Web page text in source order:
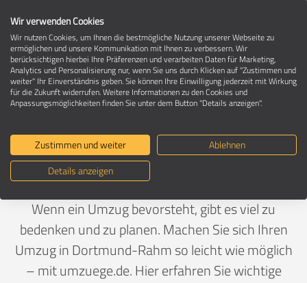
Umzug in 44369 Dortmund-Rahm
Ein Umzug ist Vertrauenssache
Deutschland>Nordrhein-Westfalen>Dortmund, Stadt
>Rahm
Wenn ein Umzug bevorsteht, gibt es viel zu
bedenken und zu planen. Machen Sie sich Ihren
Umzug in Dortmund-Rahm so leicht wie möglich
– mit umzuege.de. Hier erfahren Sie wichtige
Wir verwenden Cookies
Wir nutzen Cookies, um Ihnen die bestmögliche Nutzung unserer Webseite zu
ermöglichen und unsere Kommunikation mit Ihnen zu verbessern. Wir
berücksichtigen hierbei Ihre Präferenzen und verarbeiten Daten für Marketing,
Analytics und Personalisierung nur, wenn Sie uns durch Klicken auf "Zustimmen und
weiter" Ihr Einverständnis geben. Sie können Ihre Einwilligung jederzeit mit Wirkung
für die Zukunft widerrufen. Weitere Informationen zu den Cookies und
Anpassungsmöglichkeiten finden Sie unter dem Button "Details anzeigen".
Zustimmen und weiter
Ablehnen
Details anzeigen